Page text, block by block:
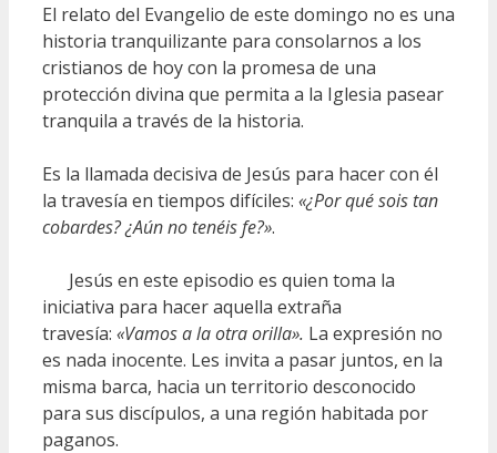
El relato del Evangelio de este domingo no es una
historia tranquilizante para consolarnos a los
cristianos de hoy con la promesa de una
protección divina que permita a la Iglesia pasear
tranquila a través de la historia.
Es la llamada decisiva de Jesús para hacer con él
la travesía en tiempos difíciles: «¿Por qué sois tan
cobardes? ¿Aún no tenéis fe?».
Jesús en este episodio es quien toma la
iniciativa para hacer aquella extraña
travesía: «Vamos a la otra orilla». La expresión no
es nada inocente. Les invita a pasar juntos, en la
misma barca, hacia un territorio desconocido
para sus discípulos, a una región habitada por
paganos.